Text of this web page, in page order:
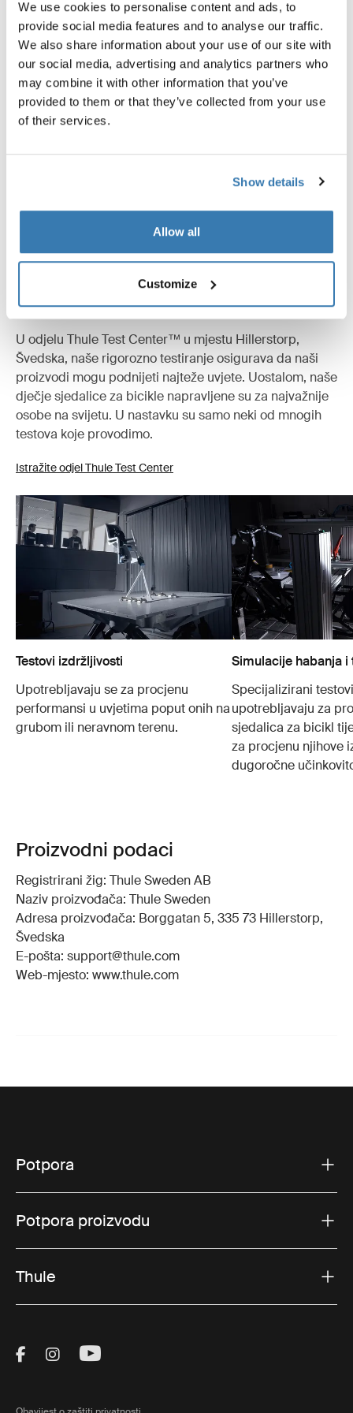
We use cookies to personalise content and ads, to
provide social media features and to analyse our traffic.
We also share information about your use of our site with
our social media, advertising and analytics partners who
may combine it with other information that you’ve
provided to them or that they’ve collected from your use
of their services.
Show details
Allow all
Customize
Toggle overview
Opis proizvoda
Sve značajke
Toggle guides and instructions
Testirano do granice izdržljivosti
U odjelu Thule Test Center™ u mjestu Hillerstorp,
Švedska, naše rigorozno testiranje osigurava da naši
proizvodi mogu podnijeti najteže uvjete. Uostalom, naše
dječje sjedalice za bicikle napravljene su za najvažnije
osobe na svijetu. U nastavku su samo neki od mnogih
testova koje provodimo.
Istražite odjel Thule Test Center
Testovi izdržljivosti
Upotrebljavaju se za procjenu
performansi u uvjetima poput onih na
grubom ili neravnom terenu.
Simulacije habanja i
Specijalizirani
upotrebljavaju za
sjedalica za bicikl
za procjenu njihove
dugoročne
Proizvodni podaci
Registrirani žig: Thule Sweden AB
Naziv proizvođača: Thule Sweden
Adresa proizvođača: Borggatan 5, 335 73 Hillerstorp,
Švedska
E-pošta: support@thule.com
Web-mjesto: www.thule.com
Potpora
Potpora proizvodu
Thule
Visit Thule on Facebook (external link)
Visit Thule on Instagram (external link)
Visit Thule on Youtube (external